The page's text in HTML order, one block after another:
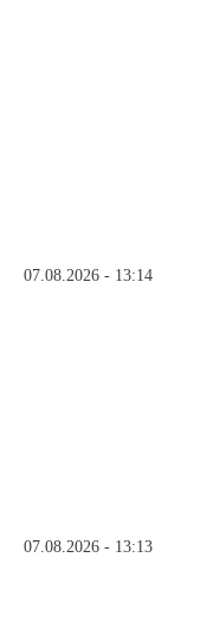
07.08.2026 - 13:14
07.08.2026 - 13:13